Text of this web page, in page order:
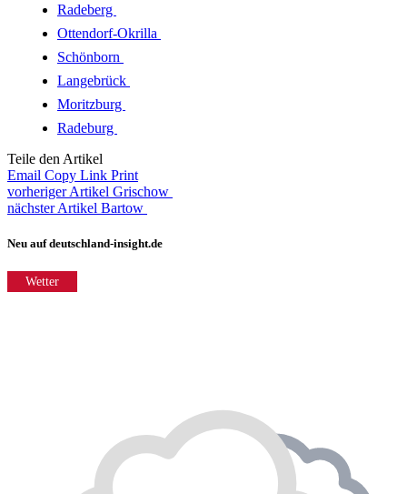
Radeberg
Ottendorf-Okrilla
Schönborn
Langebrück
Moritzburg
Radeburg
Teile den Artikel
Email Copy Link Print
vorheriger Artikel Grischow
nächster Artikel Bartow
Neu auf deutschland-insight.de
Wetter